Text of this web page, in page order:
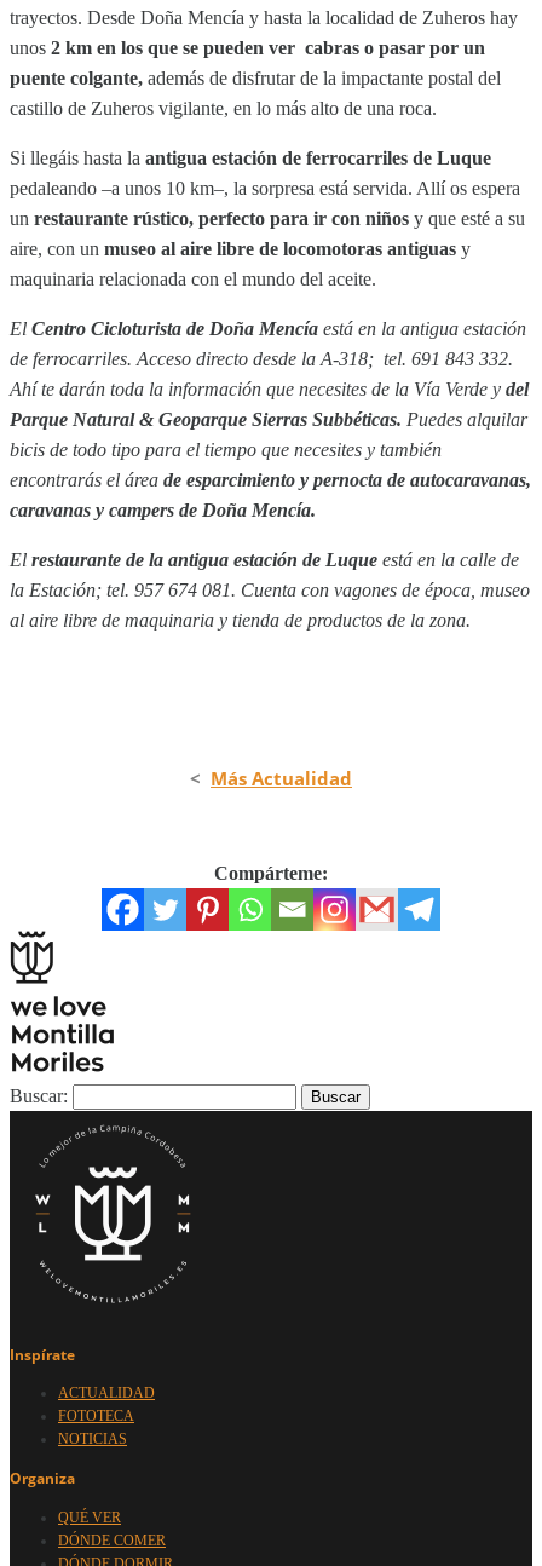
trayectos. Desde Doña Mencía y hasta la localidad de Zuheros hay
unos 2 km en los que se pueden ver cabras o pasar por un
puente colgante, además de disfrutar de la impactante postal del
castillo de Zuheros vigilante, en lo más alto de una roca.
Si llegáis hasta la antigua estación de ferrocarriles de Luque
pedaleando –a unos 10 km–, la sorpresa está servida. Allí os espera
un restaurante rústico, perfecto para ir con niños y que esté a su
aire, con un museo al aire libre de locomotoras antiguas y
maquinaria relacionada con el mundo del aceite.
El Centro Cicloturista de Doña Mencía está en la antigua estación
de ferrocarriles. Acceso directo desde la A-318; tel. 691 843 332.
Ahí te darán toda la información que necesites de la Vía Verde y del
Parque Natural & Geoparque Sierras Subbéticas. Puedes alquilar
bicis de todo tipo para el tiempo que necesites y también
encontrarás el área de esparcimiento y pernocta de autocaravanas,
caravanas y campers de Doña Mencía.
El restaurante de la antigua estación de Luque está en la calle de
la Estación; tel. 957 674 081. Cuenta con vagones de época, museo
al aire libre de maquinaria y tienda de productos de la zona.
< Más Actualidad
Compárteme:
Buscar:
Inspírate
ACTUALIDAD
FOTOTECA
NOTICIAS
Organiza
QUÉ VER
DÓNDE COMER